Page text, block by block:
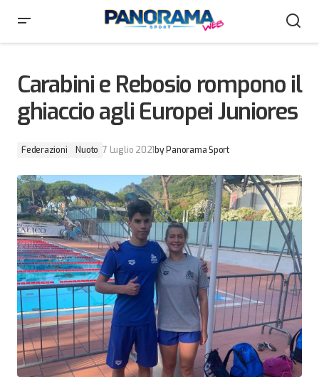
Carabini e Rebosio rompono il
ghiaccio agli Europei Juniores
Federazioni Nuoto 7 Luglio 2021 by Panorama Sport